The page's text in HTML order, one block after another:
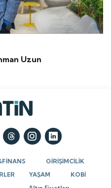
Uzun
GİRİŞİMCİLİK
YAŞAM
KOBİ